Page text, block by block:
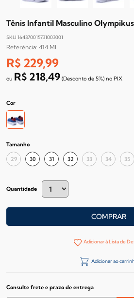
Tênis Infantil Masculino
SKU 164370015731003001
414 MI
R$ 229,99
R$ 218,49 (Desconto de 5%) no PIX
Cor
Tamanho
29 30 31 32 33 34 35
Quantidade
COMPRAR
Adicionar à Lista de
Adicionar ao
Consulte frete e prazo de entrega